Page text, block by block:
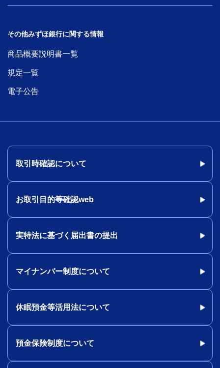
その他みずほ銀行に関する情報
商品概要説明書一覧
規定一覧
電子公告
取引時確認について
お取引目的等確認web
実特法に基づく届出書の提出
マイナンバー制度について
休眠預金等活用法について
預金保険制度について